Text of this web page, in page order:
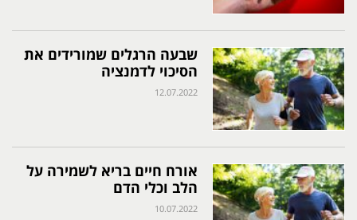
שבעה הרגלים שמורידים את
הסיכוי לדמנציה
12.07.2022
אורח חיים בריא לשמירה על
הלב וכלי הדם
10.07.2022